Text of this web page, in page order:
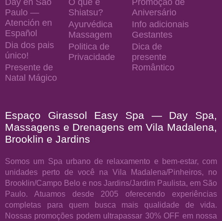
Paulo —
Atención en
Español
Dia dos pais
único!
Presente de
Natal Mágico
Shiatsu?
Ayurvédica
Massagem
Politica de
Privacidade
Aniversário
Info adicionais
Gestantes
Dica de
presente
Romântico
Espaço Girassol Easy Spa — Day Spa,
Massagens e Drenagens em Vila Madalena,
Brooklin e Jardins
Somos um Spa urbano de relaxamento e bem-estar, com
unidades perto de você na Vila Madalena/Pinheiros, no
Brooklin/Campo Belo e nos Jardins/Jardim Paulista, em São
Paulo. Atuamos desde 2005 oferecendo experiências
completas para quem busca mais qualidade de vida.
Nossas promoções podem ultrapassar 30% OFF em nossa